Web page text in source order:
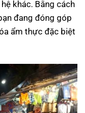
khác. Bằng cách
đang đóng góp
ẩm thực đặc biệt